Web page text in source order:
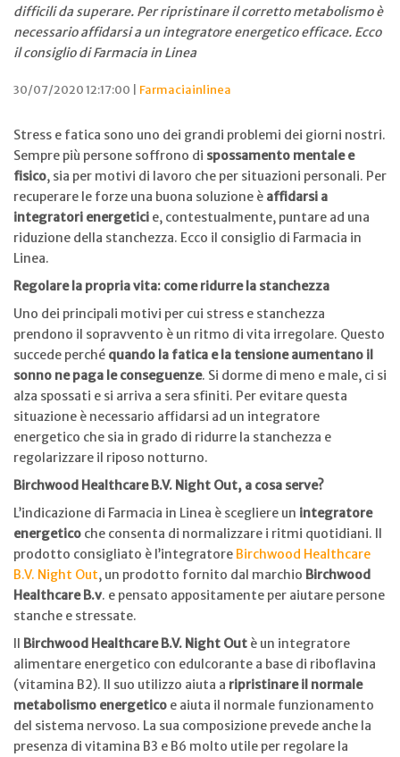
difficili da superare. Per ripristinare il corretto metabolismo è
necessario affidarsi a un integratore energetico efficace. Ecco
il consiglio di Farmacia in Linea
30/07/2020 12:17:00 | Farmaciainlinea
Stress e fatica sono uno dei grandi problemi dei giorni nostri.
Sempre più persone soffrono di spossamento mentale e
fisico, sia per motivi di lavoro che per situazioni personali. Per
recuperare le forze una buona soluzione è affidarsi a
integratori energetici e, contestualmente, puntare ad una
riduzione della stanchezza. Ecco il consiglio di Farmacia in
Linea.
Regolare la propria vita: come ridurre la stanchezza
Uno dei principali motivi per cui stress e stanchezza
prendono il sopravvento è un ritmo di vita irregolare. Questo
succede perché quando la fatica e la tensione aumentano il
sonno ne paga le conseguenze. Si dorme di meno e male, ci si
alza spossati e si arriva a sera sfiniti. Per evitare questa
situazione è necessario affidarsi ad un integratore
energetico che sia in grado di ridurre la stanchezza e
regolarizzare il riposo notturno.
Birchwood Healthcare B.V. Night Out, a cosa serve?
L’indicazione di Farmacia in Linea è scegliere un integratore
energetico che consenta di normalizzare i ritmi quotidiani. Il
prodotto consigliato è l’integratore Birchwood Healthcare
B.V. Night Out, un prodotto fornito dal marchio Birchwood
Healthcare B.v. e pensato appositamente per aiutare persone
stanche e stressate.
Il Birchwood Healthcare B.V. Night Out è un integratore
alimentare energetico con edulcorante a base di riboflavina
(vitamina B2). Il suo utilizzo aiuta a ripristinare il normale
metabolismo energetico e aiuta il normale funzionamento
del sistema nervoso. La sua composizione prevede anche la
presenza di vitamina B3 e B6 molto utile per regolare la